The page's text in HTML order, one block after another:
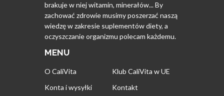
brakuje w niej witamin, minerałów... By
zachować zdrowie musimy poszerzać naszą
wiedzę w zakresie suplementów diety, a
oczyszczanie organizmu polecam każdemu.
MENU
O CaliVita
Klub CaliVita w UE
Konta i wysyłki
Kontakt